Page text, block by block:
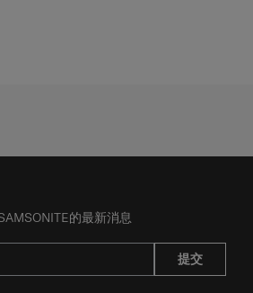
的最新消息
提交